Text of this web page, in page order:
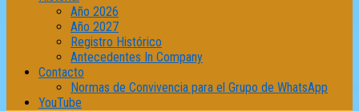
Año 2026
Año 2027
Registro Histórico
Antecedentes In Company
Contacto
Normas de Convivencia para el Grupo de WhatsApp
YouTube